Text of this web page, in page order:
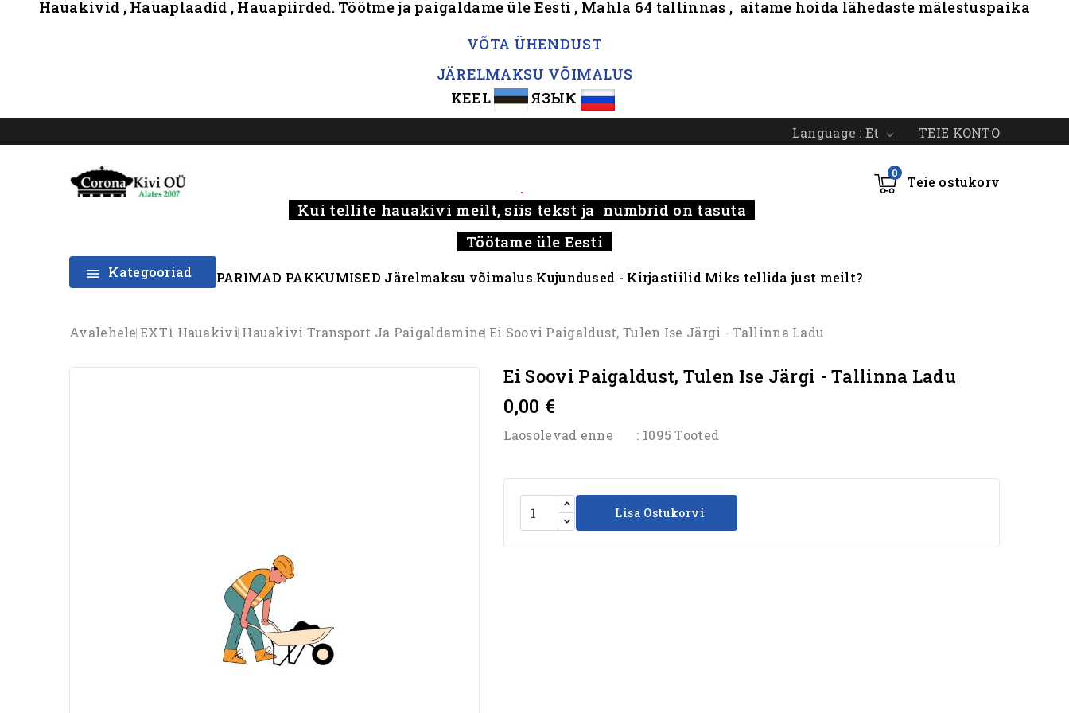
Hauakivid , Hauaplaadid , Hauapiirded. Töötme ja paigaldame üle Eesti , Mahla 64 tallinnas , aitame hoida lähedaste mälestuspaika
VÕTA ÜHENDUST
JÄRELMAKSU VÕIMALUS
KEEL
ЯЗЫК
TEIE KONTO
Language :Et 
0
Teie ostukorv
.
Kui tellite hauakivi meilt, siis tekst ja numbrid on tasuta
Töötame üle Eesti
 Kategooriad PARIMAD PAKKUMISED Järelmaksu võimalus Kujundused - Kirjastiilid Miks tellida just meilt?
Avalehele EXT1 Hauakivi Hauakivi Transport Ja Paigaldamine Ei Soovi Paigaldust, Tulen Ise Järgi - Tallinna Ladu
Ei Soovi Paigaldust, Tulen Ise Järgi - Tallinna Ladu
0,00 €
Laosolevad enne : 1095 Tooted
Lisa Ostukorvi